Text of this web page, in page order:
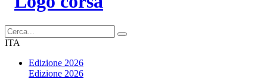
ITA
Edizione 2026
Edizione 2026